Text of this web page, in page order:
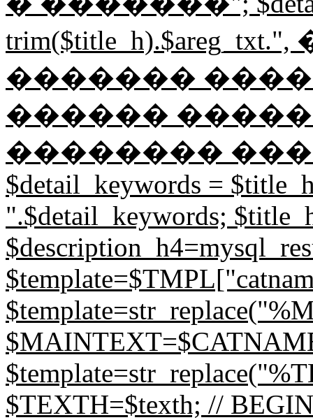
�������
������
��������
$detail_keywords =
".$detail_keywords;
$TEXTH=$texth; //